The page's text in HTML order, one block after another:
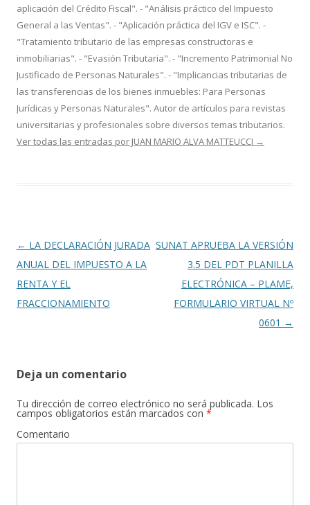
aplicación del Crédito Fiscal". - "Análisis práctico del Impuesto
General a las Ventas". - "Aplicación práctica del IGV e ISC". -
"Tratamiento tributario de las empresas constructoras e
inmobiliarias". - "Evasión Tributaria". - "Incremento Patrimonial No
Justificado de Personas Naturales". - "Implicancias tributarias de
las transferencias de los bienes inmuebles: Para Personas
Jurídicas y Personas Naturales". Autor de artículos para revistas
universitarias y profesionales sobre diversos temas tributarios.
Ver todas las entradas por JUAN MARIO ALVA MATTEUCCI →
Navegación
de
entradas
← LA DECLARACIÓN JURADA
ANUAL DEL IMPUESTO A LA
RENTA Y EL
FRACCIONAMIENTO
SUNAT APRUEBA LA VERSIÓN
3.5 DEL PDT PLANILLA
ELECTRÓNICA – PLAME,
FORMULARIO VIRTUAL Nº
0601 →
Deja un comentario
Tu dirección de correo electrónico no será publicada. Los
campos obligatorios están marcados con *
Comentario